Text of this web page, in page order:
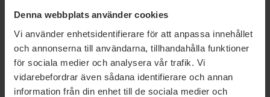
Denna webbplats använder cookies
Vi använder enhetsidentifierare för att anpassa innehållet
och annonserna till användarna, tillhandahålla funktioner
för sociala medier och analysera vår trafik. Vi
vidarebefordrar även sådana identifierare och annan
information från din enhet till de sociala medier och
26 juni 2026
Daniel Helldéns Almedalstal